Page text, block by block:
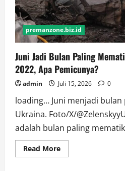
premanzone.biz.id
Juni Jadi Bulan Paling
2022, Apa Pemicunya?
admin Juli 15, 2026 0
loading… Juni menjadi
Ukraina. Foto/X/
adalah bulan paling
Read MoreRead
more